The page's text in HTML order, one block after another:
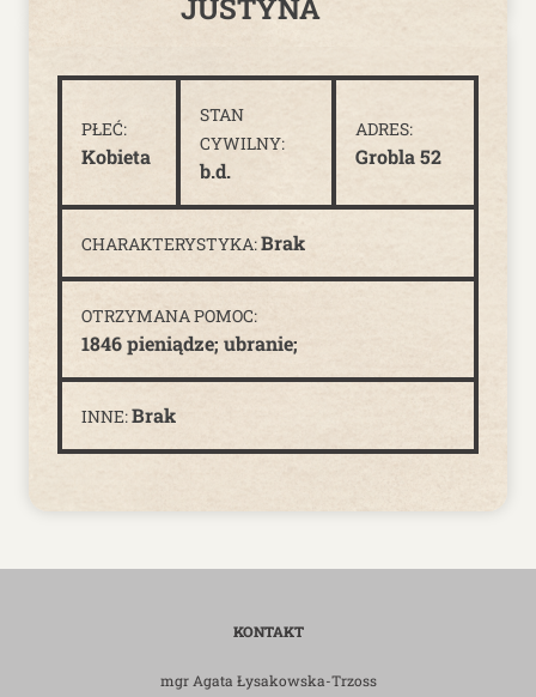
JUSTYNA
PŁEĆ:
Kobieta
STAN
CYWILNY:
b.d.
ADRES:
Grobla 52
CHARAKTERYSTYKA:Brak
OTRZYMANA POMOC:
1846 pieniądze; ubranie;
INNE:Brak
KONTAKT
mgr Agata Łysakowska-Trzoss